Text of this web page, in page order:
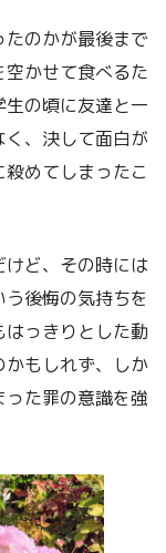
のかが最後まで
かせて食べるた
の頃に友達と一
、決して面白が
めてしまったこ
ど、その時には
後悔の気持ちを
っきりとした動
もしれず、しか
た罪の意識を強